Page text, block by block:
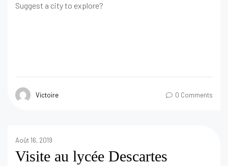
Suggest a city to explore?
Victoire 0 Comments
Août 16, 2019
Visite au lycée Descartes